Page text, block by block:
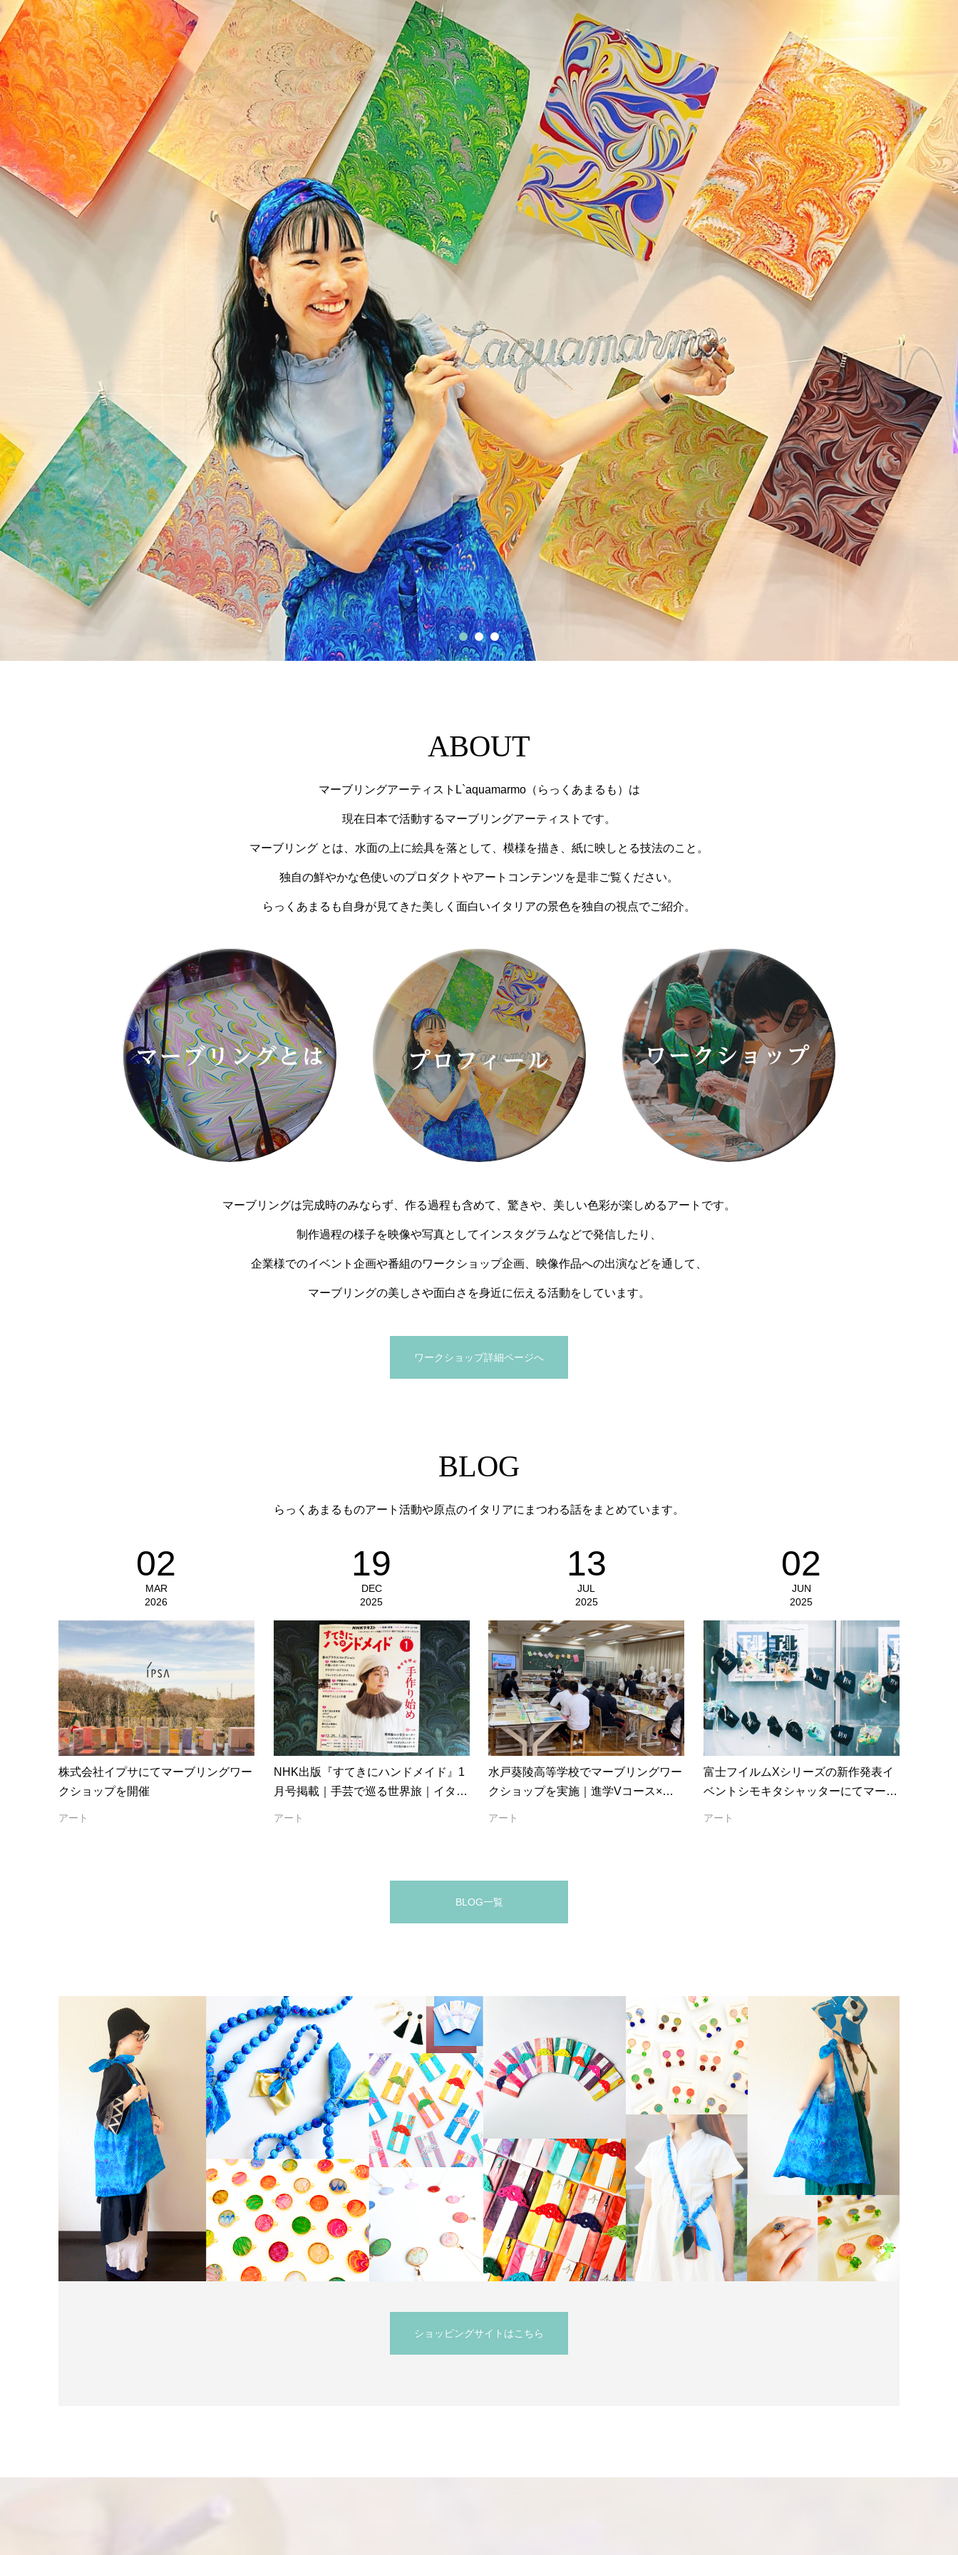
1 2 3
ABOUT
マーブリングアーティストL`aquamarmo（らっくあまるも）は
現在日本で活動するマーブリングアーティストです。
マーブリング とは、水面の上に絵具を落として、模様を描き、紙に映しとる技法のこと。
独自の鮮やかな色使いのプロダクトやアートコンテンツを是非ご覧ください。
らっくあまるも自身が見てきた美しく面白いイタリアの景色を独自の視点でご紹介。
マーブリングは完成時のみならず、作る過程も含めて、驚きや、美しい色彩が楽しめるアートです。
制作過程の様子を映像や写真としてインスタグラムなどで発信したり、
企業様でのイベント企画や番組のワークショップ企画、映像作品への出演などを通して、
マーブリングの美しさや面白さを身近に伝える活動をしています。
ワークショップ詳細ページへ
BLOG
らっくあまるものアート活動や原点のイタリアにまつわる話をまとめています。
02
MAR
2026
株式会社イプサにてマーブリングワー
クショップを開催
アート
19
DEC
2025
NHK出版『すてきにハンドメイド』1
月号掲載｜手芸で巡る世界旅｜イタリ
アート
13
JUL
2025
水戸葵陵高等学校でマーブリングワー
クショップを実施｜進学Vコース×文
アート
02
JUN
2025
富士フイルムXシリーズの新作発表イ
ベントシモキタシャッターにてマーブ
アート
BLOG一覧
ショッピングサイトはこちら